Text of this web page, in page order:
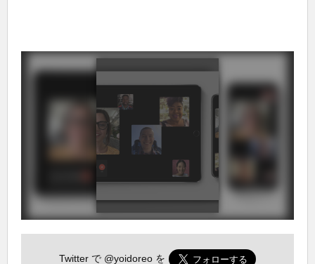
Twitter で @yoidoreo を